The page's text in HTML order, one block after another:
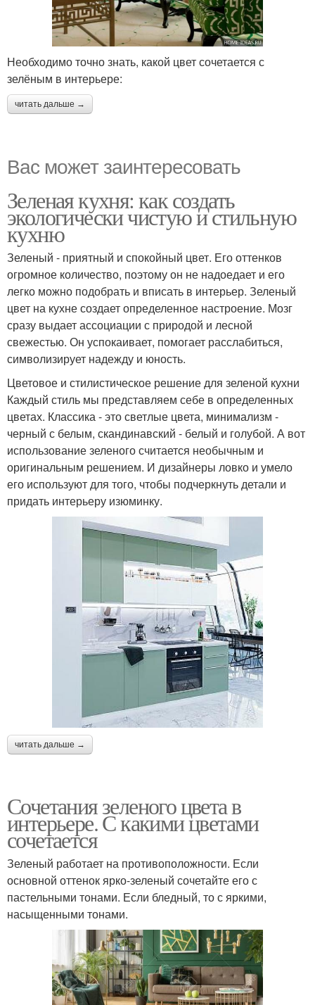
Необходимо точно знать, какой цвет сочетается с
зелёным в интерьере:
читать дальше →
Вас может заинтересовать
Зеленая кухня: как создать
экологически чистую и стильную
кухню
Зеленый - приятный и спокойный цвет. Его оттенков
огромное количество, поэтому он не надоедает и его
легко можно подобрать и вписать в интерьер. Зеленый
цвет на кухне создает определенное настроение. Мозг
сразу выдает ассоциации с природой и лесной
свежестью. Он успокаивает, помогает расслабиться,
символизирует надежду и юность.
Цветовое и стилистическое решение для зеленой кухни
Каждый стиль мы представляем себе в определенных
цветах. Классика - это светлые цвета, минимализм -
черный с белым, скандинавский - белый и голубой. А вот
использование зеленого считается необычным и
оригинальным решением. И дизайнеры ловко и умело
его используют для того, чтобы подчеркнуть детали и
придать интерьеру изюминку.
читать дальше →
Сочетания зеленого цвета в
интерьере. С какими цветами
сочетается
Зеленый работает на противоположности. Если
основной оттенок ярко-зеленый сочетайте его с
пастельными тонами. Если бледный, то с яркими,
насыщенными тонами.